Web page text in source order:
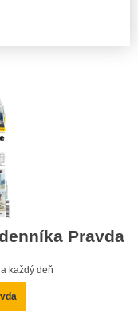
Pravda
každý deň